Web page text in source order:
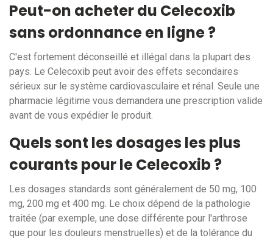
Peut-on acheter du Celecoxib
sans ordonnance en ligne ?
C'est fortement déconseillé et illégal dans la plupart des
pays. Le Celecoxib peut avoir des effets secondaires
sérieux sur le système cardiovasculaire et rénal. Seule une
pharmacie légitime vous demandera une prescription valide
avant de vous expédier le produit.
Quels sont les dosages les plus
courants pour le Celecoxib ?
Les dosages standards sont généralement de 50 mg, 100
mg, 200 mg et 400 mg. Le choix dépend de la pathologie
traitée (par exemple, une dose différente pour l'arthrose
que pour les douleurs menstruelles) et de la tolérance du